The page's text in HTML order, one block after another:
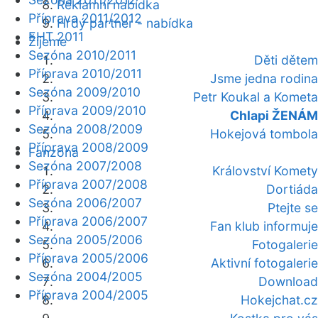
Reklamní nabídka
Hrdý partner - nabídka
Žijeme
Děti dětem
Jsme jedna rodina
Petr Koukal a Kometa
Chlapi ŽENÁM
Hokejová tombola
Fanzóna
Království Komety
Dortiáda
Ptejte se
Fan klub informuje
Fotogalerie
Aktivní fotogalerie
Download
Hokejchat.cz
Příprava 2011/2012
EHT 2011
Sezóna 2010/2011
Příprava 2010/2011
Sezóna 2009/2010
Příprava 2009/2010
Sezóna 2008/2009
Příprava 2008/2009
Sezóna 2007/2008
Příprava 2007/2008
Sezóna 2006/2007
Příprava 2006/2007
Sezóna 2005/2006
Příprava 2005/2006
Sezóna 2004/2005
Příprava 2004/2005